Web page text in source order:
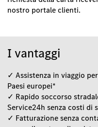
nostro portale clienti.
I vantaggi
✓ Assistenza in viaggio
Paesi europei*
✓ Rapido soccorso
Service24h senza costi di
✓ Fatturazione senza